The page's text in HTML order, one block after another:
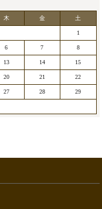
木 金 土
1
6 7 8
13 14 15
20 21 22
27 28 29